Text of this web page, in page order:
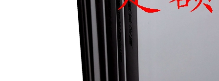
四川省清单计价定额 北京市建设工程消耗量定
额